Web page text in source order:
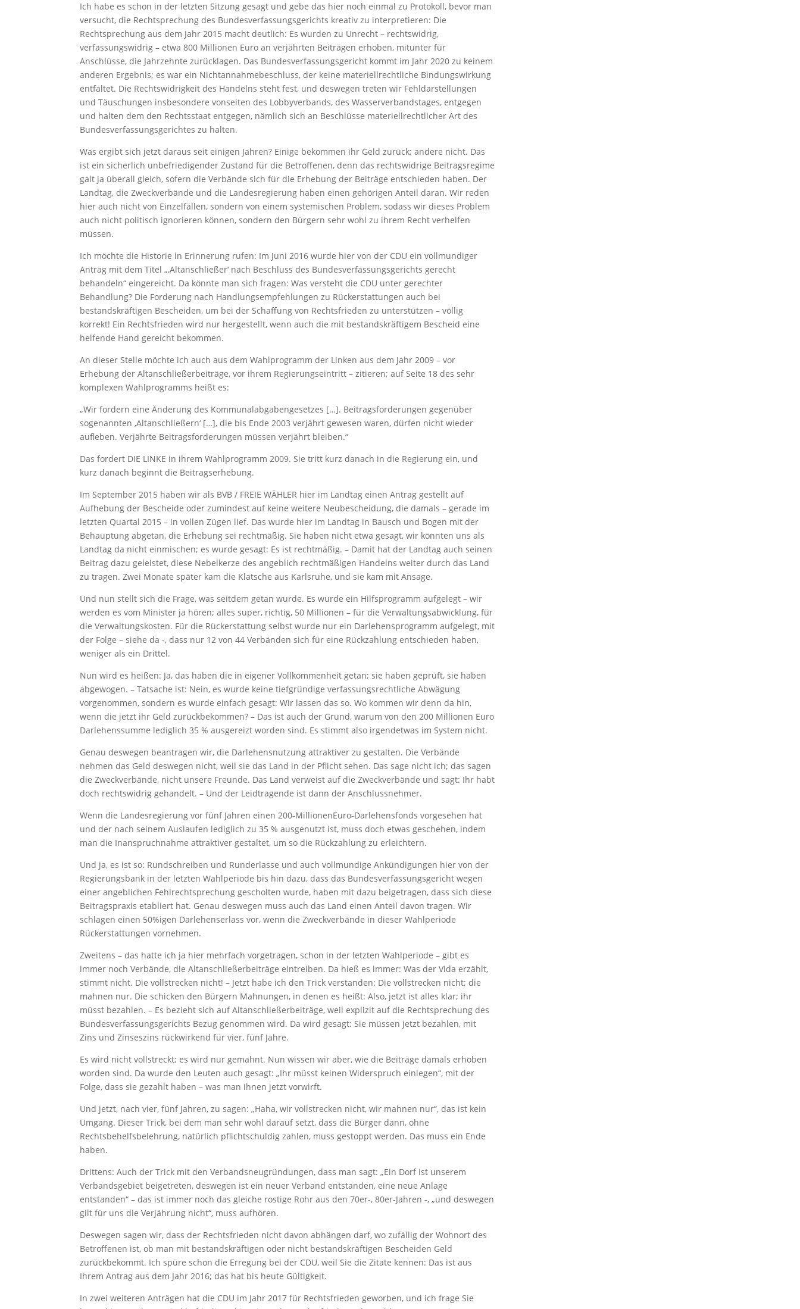
Ich habe es schon in der letzten Sitzung gesagt und gebe das hier noch einmal zu Protokoll, bevor man
versucht, die Rechtsprechung des Bundesverfassungsgerichts kreativ zu interpretieren: Die
Rechtsprechung aus dem Jahr 2015 macht deutlich: Es wurden zu Unrecht – rechtswidrig,
verfassungswidrig – etwa 800 Millionen Euro an verjährten Beiträgen erhoben, mitunter für
Anschlüsse, die Jahrzehnte zurücklagen. Das Bundesverfassungsgericht kommt im Jahr 2020 zu keinem
anderen Ergebnis; es war ein Nichtannahmebeschluss, der keine materiellrechtliche Bindungswirkung
entfaltet. Die Rechtswidrigkeit des Handelns steht fest, und deswegen treten wir Fehldarstellungen
und Täuschungen insbesondere vonseiten des Lobbyverbands, des Wasserverbandstages, entgegen
und halten dem den Rechtsstaat entgegen, nämlich sich an Beschlüsse materiellrechtlicher Art des
Bundesverfassungsgerichtes zu halten.
Was ergibt sich jetzt daraus seit einigen Jahren? Einige bekommen ihr Geld zurück; andere nicht. Das
ist ein sicherlich unbefriedigender Zustand für die Betroffenen, denn das rechtswidrige Beitragsregime
galt ja überall gleich, sofern die Verbände sich für die Erhebung der Beiträge entschieden haben. Der
Landtag, die Zweckverbände und die Landesregierung haben einen gehörigen Anteil daran. Wir reden
hier auch nicht von Einzelfällen, sondern von einem systemischen Problem, sodass wir dieses Problem
auch nicht politisch ignorieren können, sondern den Bürgern sehr wohl zu ihrem Recht verhelfen
müssen.
Ich möchte die Historie in Erinnerung rufen: Im Juni 2016 wurde hier von der CDU ein vollmundiger
Antrag mit dem Titel „‚Altanschließer‘ nach Beschluss des Bundesverfassungsgerichts gerecht
behandeln“ eingereicht. Da könnte man sich fragen: Was versteht die CDU unter gerechter
Behandlung? Die Forderung nach Handlungsempfehlungen zu Rückerstattungen auch bei
bestandskräftigen Bescheiden, um bei der Schaffung von Rechtsfrieden zu unterstützen – völlig
korrekt! Ein Rechtsfrieden wird nur hergestellt, wenn auch die mit bestandskräftigem Bescheid eine
helfende Hand gereicht bekommen.
An dieser Stelle möchte ich auch aus dem Wahlprogramm der Linken aus dem Jahr 2009 – vor
Erhebung der Altanschließerbeiträge, vor ihrem Regierungseintritt – zitieren; auf Seite 18 des sehr
komplexen Wahlprogramms heißt es:
„Wir fordern eine Änderung des Kommunalabgabengesetzes […]. Beitragsforderungen gegenüber
sogenannten ‚Altanschließern‘ […], die bis Ende 2003 verjährt gewesen waren, dürfen nicht wieder
aufleben. Verjährte Beitragsforderungen müssen verjährt bleiben.“
Das fordert DIE LINKE in ihrem Wahlprogramm 2009. Sie tritt kurz danach in die Regierung ein, und
kurz danach beginnt die Beitragserhebung.
Im September 2015 haben wir als BVB / FREIE WÄHLER hier im Landtag einen Antrag gestellt auf
Aufhebung der Bescheide oder zumindest auf keine weitere Neubescheidung, die damals – gerade im
letzten Quartal 2015 – in vollen Zügen lief. Das wurde hier im Landtag in Bausch und Bogen mit der
Behauptung abgetan, die Erhebung sei rechtmäßig. Sie haben nicht etwa gesagt, wir könnten uns als
Landtag da nicht einmischen; es wurde gesagt: Es ist rechtmäßig. – Damit hat der Landtag auch seinen
Beitrag dazu geleistet, diese Nebelkerze des angeblich rechtmäßigen Handelns weiter durch das Land
zu tragen. Zwei Monate später kam die Klatsche aus Karlsruhe, und sie kam mit Ansage.
Und nun stellt sich die Frage, was seitdem getan wurde. Es wurde ein Hilfsprogramm aufgelegt – wir
werden es vom Minister ja hören; alles super, richtig, 50 Millionen – für die Verwaltungsabwicklung, für
die Verwaltungskosten. Für die Rückerstattung selbst wurde nur ein Darlehensprogramm aufgelegt, mit
der Folge – siehe da -, dass nur 12 von 44 Verbänden sich für eine Rückzahlung entschieden haben,
weniger als ein Drittel.
Nun wird es heißen: Ja, das haben die in eigener Vollkommenheit getan; sie haben geprüft, sie haben
abgewogen. – Tatsache ist: Nein, es wurde keine tiefgründige verfassungsrechtliche Abwägung
vorgenommen, sondern es wurde einfach gesagt: Wir lassen das so. Wo kommen wir denn da hin,
wenn die jetzt ihr Geld zurückbekommen? – Das ist auch der Grund, warum von den 200 Millionen Euro
Darlehenssumme lediglich 35 % ausgereizt worden sind. Es stimmt also irgendetwas im System nicht.
Genau deswegen beantragen wir, die Darlehensnutzung attraktiver zu gestalten. Die Verbände
nehmen das Geld deswegen nicht, weil sie das Land in der Pflicht sehen. Das sage nicht ich; das sagen
die Zweckverbände, nicht unsere Freunde. Das Land verweist auf die Zweckverbände und sagt: Ihr habt
doch rechtswidrig gehandelt. – Und der Leidtragende ist dann der Anschlussnehmer.
Wenn die Landesregierung vor fünf Jahren einen 200-MillionenEuro-Darlehensfonds vorgesehen hat
und der nach seinem Auslaufen lediglich zu 35 % ausgenutzt ist, muss doch etwas geschehen, indem
man die Inanspruchnahme attraktiver gestaltet, um so die Rückzahlung zu erleichtern.
Und ja, es ist so: Rundschreiben und Runderlasse und auch vollmundige Ankündigungen hier von der
Regierungsbank in der letzten Wahlperiode bis hin dazu, dass das Bundesverfassungsgericht wegen
einer angeblichen Fehlrechtsprechung gescholten wurde, haben mit dazu beigetragen, dass sich diese
Beitragspraxis etabliert hat. Genau deswegen muss auch das Land einen Anteil davon tragen. Wir
schlagen einen 50%igen Darlehenserlass vor, wenn die Zweckverbände in dieser Wahlperiode
Rückerstattungen vornehmen.
Zweitens – das hatte ich ja hier mehrfach vorgetragen, schon in der letzten Wahlperiode – gibt es
immer noch Verbände, die Altanschließerbeiträge eintreiben. Da hieß es immer: Was der Vida erzählt,
stimmt nicht. Die vollstrecken nicht! – Jetzt habe ich den Trick verstanden: Die vollstrecken nicht; die
mahnen nur. Die schicken den Bürgern Mahnungen, in denen es heißt: Also, jetzt ist alles klar; ihr
müsst bezahlen. – Es bezieht sich auf Altanschließerbeiträge, weil explizit auf die Rechtsprechung des
Bundesverfassungsgerichts Bezug genommen wird. Da wird gesagt: Sie müssen jetzt bezahlen, mit
Zins und Zinseszins rückwirkend für vier, fünf Jahre.
Es wird nicht vollstreckt; es wird nur gemahnt. Nun wissen wir aber, wie die Beiträge damals erhoben
worden sind. Da wurde den Leuten auch gesagt: „Ihr müsst keinen Widerspruch einlegen“, mit der
Folge, dass sie gezahlt haben – was man ihnen jetzt vorwirft.
Und jetzt, nach vier, fünf Jahren, zu sagen: „Haha, wir vollstrecken nicht, wir mahnen nur“, das ist kein
Umgang. Dieser Trick, bei dem man sehr wohl darauf setzt, dass die Bürger dann, ohne
Rechtsbehelfsbelehrung, natürlich pflichtschuldig zahlen, muss gestoppt werden. Das muss ein Ende
haben.
Drittens: Auch der Trick mit den Verbandsneugründungen, dass man sagt: „Ein Dorf ist unserem
Verbandsgebiet beigetreten, deswegen ist ein neuer Verband entstanden, eine neue Anlage
entstanden“ – das ist immer noch das gleiche rostige Rohr aus den 70er-, 80er-Jahren -, „und deswegen
gilt für uns die Verjährung nicht“, muss aufhören.
Deswegen sagen wir, dass der Rechtsfrieden nicht davon abhängen darf, wo zufällig der Wohnort des
Betroffenen ist, ob man mit bestandskräftigen oder nicht bestandskräftigen Bescheiden Geld
zurückbekommt. Ich spüre schon die Erregung bei der CDU, weil Sie die Zitate kennen: Das ist aus
Ihrem Antrag aus dem Jahr 2016; das hat bis heute Gültigkeit.
In zwei weiteren Anträgen hat die CDU im Jahr 2017 für Rechtsfrieden geworben, und ich frage Sie